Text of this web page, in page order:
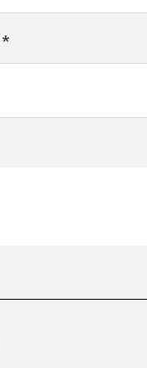
Votre adresse email *